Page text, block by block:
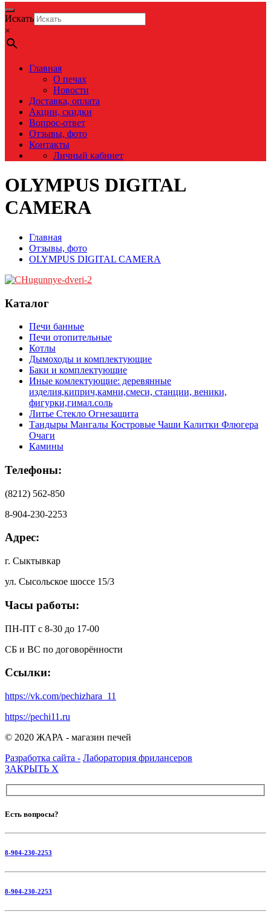
Искать
×
Главная
О печах
Новости
Доставка, оплата
Акции, скидки
Вопрос-ответ
Отзывы, фото
Контакты
Личный кабинет
OLYMPUS DIGITAL
CAMERA
Главная
Отзывы, фото
OLYMPUS DIGITAL CAMERA
Каталог
Печи банные
Печи отопительные
Котлы
Дымоходы и комплектующие
Баки и комплектующие
Иные комлектующие: деревянные
изделия,киприч,камни,смеси, станции, веники,
фигурки,гимал.соль
Литье Стекло Огнезащита
Тандыры Мангалы Костровые Чаши Калитки Флюгера
Очаги
Камины
Телефоны:
(8212) 562-850
8-904-230-2253
Адрес:
г. Сыктывкар
ул. Сысольское шоссе 15/3
Часы работы:
ПН-ПТ с 8-30 до 17-00
СБ и ВС по договорённости
Ссылки:
https://vk.com/pechizhara_11
https://pechi11.ru
© 2020 ЖАРА - магазин печей
Разработка сайта - Лаборатория фрилансеров
ЗАКРЫТЬ X
Есть вопросы?
8-904-230-2253
8-904-230-2253